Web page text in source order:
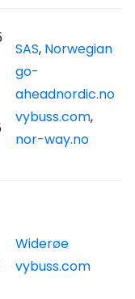
SAS, Norwegian
go-
aheadnordic.no
vybuss.com,
nor-way.no
Widerøe
vybuss.com